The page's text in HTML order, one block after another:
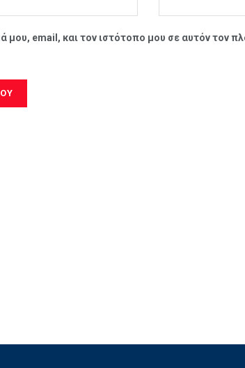
μου, email, και τον ιστότοπο μου σε αυτόν τον